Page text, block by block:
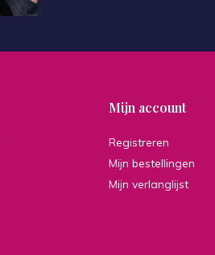
Mijn account
Registreren
Mijn bestellingen
Mijn verlanglijst